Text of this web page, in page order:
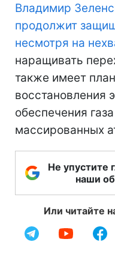
Владимир
продолжит
несмотря на
наращивать
также имеет
восстановления
обеспечения
массированных
Не упустите
наши
Или читайте